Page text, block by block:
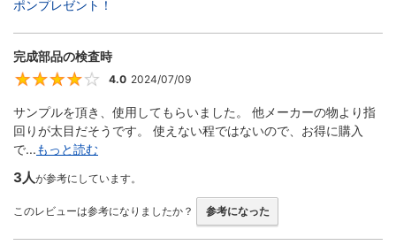
ポンプレゼント！
完成部品の検査時
4
4.0 2024/07/09
サンプルを頂き、使用してもらいました。 他メーカーの物より指
回りが太目だそうです。 使えない程ではないので、お得に購入
で...もっと読む
3人が参考にしています。
このレビューは参考になりましたか？ 参考になった